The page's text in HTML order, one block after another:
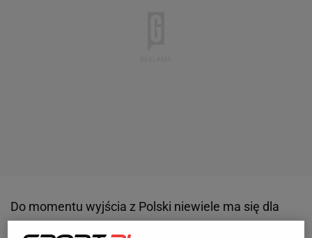
Do momentu wyjścia z Polski niewiele ma się dla